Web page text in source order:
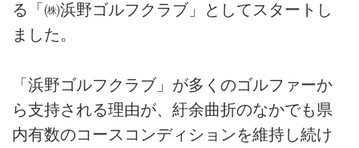
る「㈱浜野ゴルフクラブ」としてスタートし
ました。
「浜野ゴルフクラブ」が多くのゴルファーか
ら支持される理由が、紆余曲折のなかでも県
内有数のコースコンディションを維持し続け